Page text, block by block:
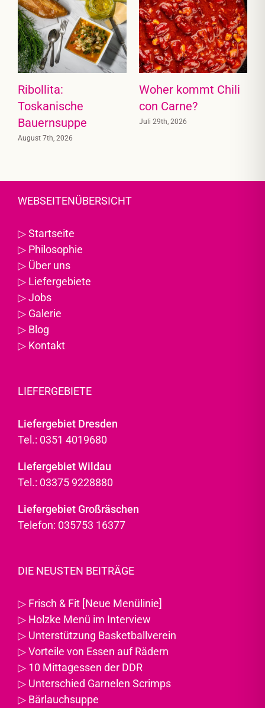
Ribollita:
Toskanische
Bauernsuppe
August 7th, 2026
Woher kommt Chili
con Carne?
Juli 29th, 2026
WEBSEITENÜBERSICHT
▷Startseite
▷ Philosophie
▷ Über uns
▷ Liefergebiete
▷Jobs
▷ Galerie
▷ Blog
▷ Kontakt
LIEFERGEBIETE
Liefergebiet Dresden
Tel.: 0351 4019680
Liefergebiet Wildau
Tel.: 03375 9228880
Liefergebiet Großräschen
Telefon: 035753 16377
DIE NEUSTEN BEITRÄGE
▷ Frisch & Fit [Neue Menülinie]
▷ Holzke Menü im Interview
▷ Unterstützung Basketballverein
▷Vorteile von Essen auf Rädern
▷ 10 Mittagessen der DDR
▷ Unterschied Garnelen Scrimps
▷ Bärlauchsuppe